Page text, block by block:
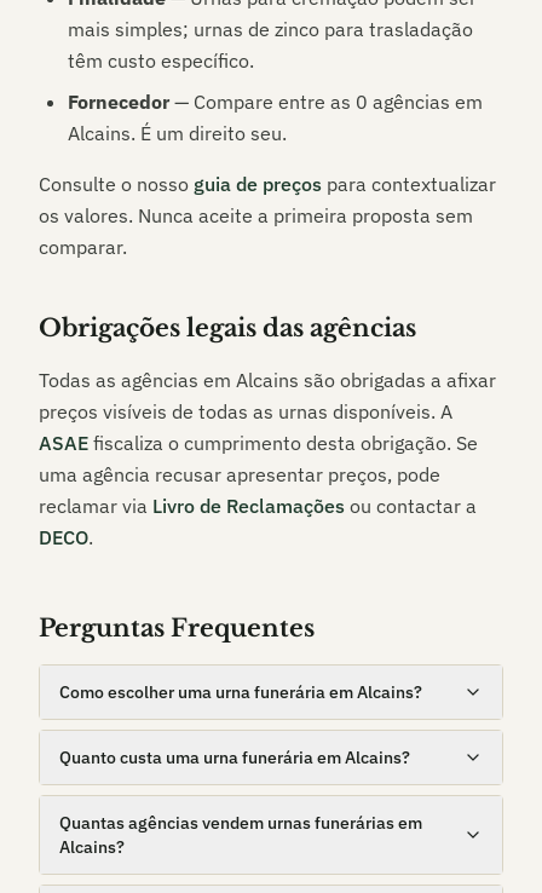
mais simples; urnas de zinco para trasladação
têm custo específico.
Fornecedor — Compare entre as 0 agências em
Alcains. É um direito seu.
Consulte o nosso guia de preços para contextualizar
os valores. Nunca aceite a primeira proposta sem
comparar.
Obrigações legais das agências
Todas as agências em Alcains são obrigadas a afixar
preços visíveis de todas as urnas disponíveis. A
ASAE fiscaliza o cumprimento desta obrigação. Se
uma agência recusar apresentar preços, pode
reclamar via Livro de Reclamações ou contactar a
DECO.
Perguntas Frequentes
Como escolher uma urna funerária em Alcains?
Quanto custa uma urna funerária em Alcains?
Quantas agências vendem urnas funerárias em
Alcains?